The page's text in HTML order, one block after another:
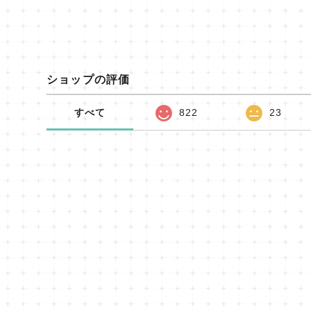
ショップの評価
すべて 822 23